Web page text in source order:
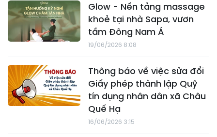
Glow - Nền tảng massage
khoẻ tại nhà Sapa, vươn
tầm Đông Nam Á
19/06/2026 8:08
Thông báo về việc sửa đổi
Giấy phép thành lập Quỹ
tín dụng nhân dân xã Châu
Quế Hạ
16/06/2026 3:15